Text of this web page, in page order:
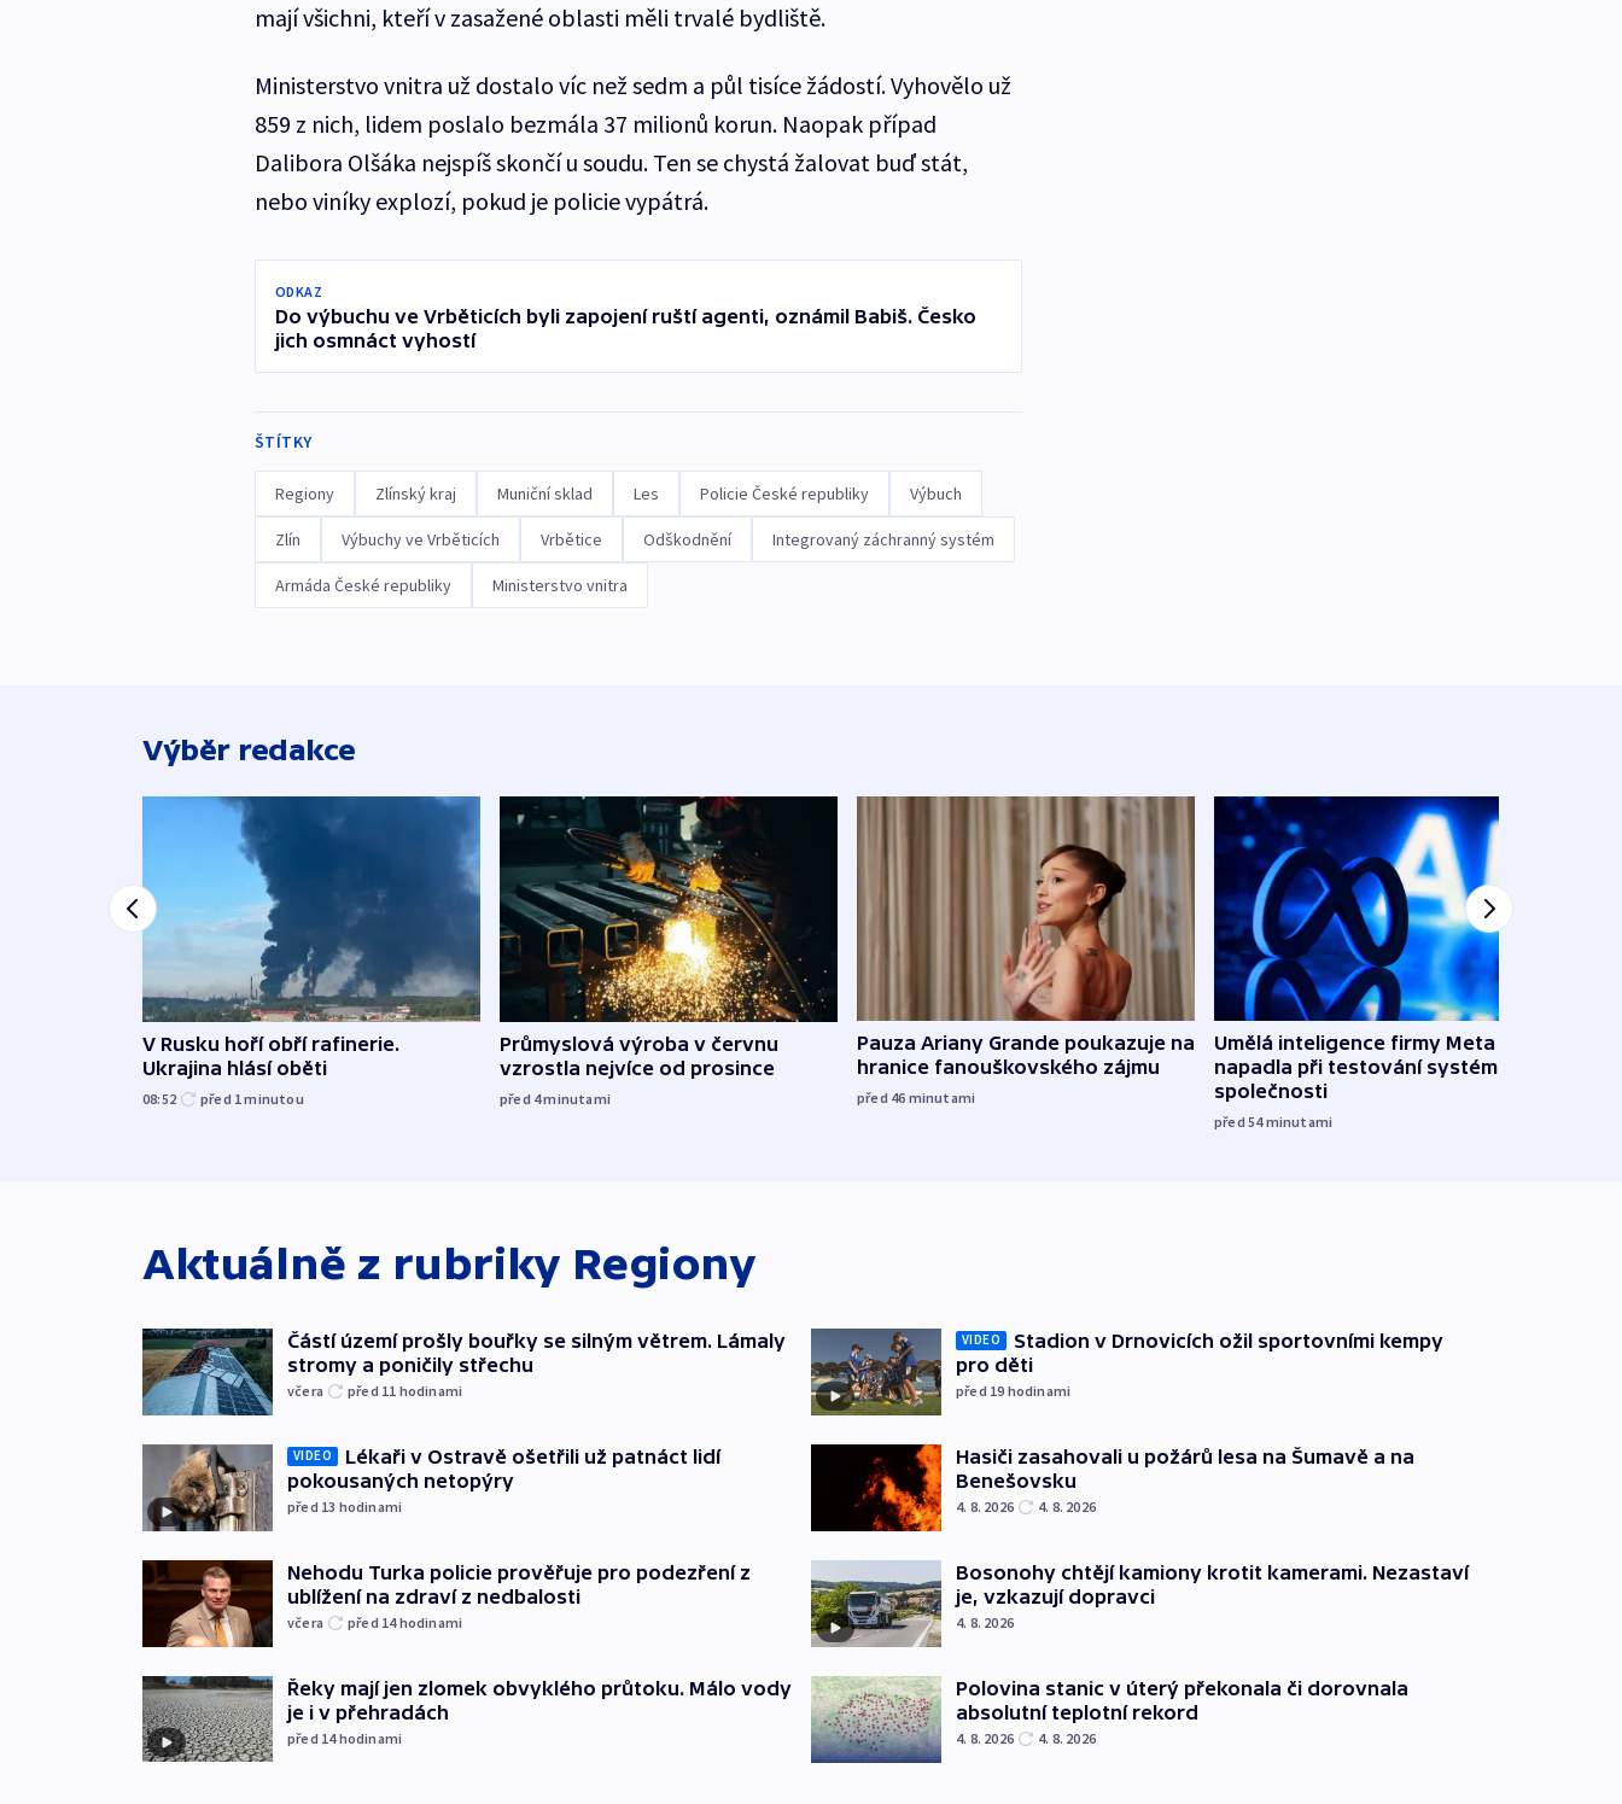
mají všichni, kteří v zasažené oblasti měli trvalé bydliště.
Ministerstvo vnitra už dostalo víc než sedm a půl tisíce žádostí. Vyhovělo už
859 z nich, lidem poslalo bezmála 37 milionů korun. Naopak případ
Dalibora Olšáka nejspíš skončí u soudu. Ten se chystá žalovat buď stát,
nebo viníky explozí, pokud je policie vypátrá.
ODKAZ
Do výbuchu ve Vrběticích byli zapojení ruští agenti, oznámil Babiš. Česko
jich osmnáct vyhostí
ŠTÍTKY
Regiony Zlínský kraj Muniční sklad Les Policie České republiky Výbuch
Zlín Výbuchy ve Vrběticích Vrbětice Odškodnění Integrovaný záchranný systém
Armáda České republiky Ministerstvo vnitra
Výběr redakce
V Rusku hoří obří rafinerie.
Ukrajina hlásí oběti
08:52 před 1minutou
Průmyslová výroba v červnu
vzrostla nejvíce od prosince
před 4minutami
Pauza Ariany Grande poukazuje na
hranice fanouškovského zájmu
před 46 minutami
Umělá inteligence firmy Meta
napadla při testování systém jiné
společnosti
před 54minutami
Aktuálně z rubriky Regiony
Částí území prošly bouřky se silným větrem. Lámaly
stromy a poničily střechu
včera před 11 hodinami
VIDEO
Lékaři v Ostravě ošetřili už patnáct lidí
pokousaných netopýry
před 13 hodinami
Nehodu Turka policie prověřuje pro podezření z
ublížení na zdraví z nedbalosti
včera před 14hodinami
Řeky mají jen zlomek obvyklého průtoku. Málo vody
je i v přehradách
před 14hodinami
VIDEO
Stadion v Drnovicích ožil sportovními kempy
pro děti
před 19 hodinami
Hasiči zasahovali u požárů lesa na Šumavě a na
Benešovsku
4. 8. 2026 4. 8. 2026
Bosonohy chtějí kamiony krotit kamerami. Nezastaví
je, vzkazují dopravci
4. 8. 2026
Polovina stanic v úterý překonala či dorovnala
absolutní teplotní rekord
4. 8. 2026 4. 8. 2026